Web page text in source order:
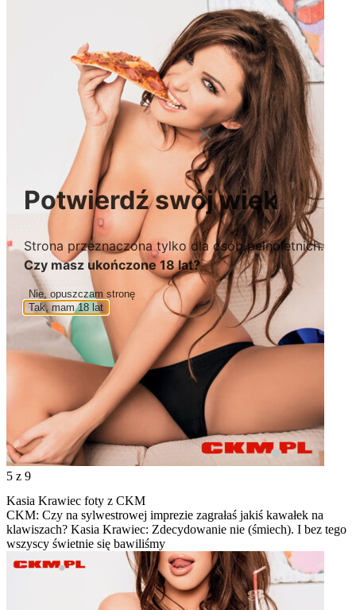
5 z 9
Kasia Krawiec foty z CKM
CKM: Czy na sylwestrowej imprezie zagrałaś jakiś kawałek na
klawiszach? Kasia Krawiec: Zdecydowanie nie (śmiech). I bez tego
wszyscy świetnie się bawiliśmy
Potwierdź swój wiek
Strona przeznaczona tylko dla osób pełnoletnich.
Czy masz ukończone 18 lat?
Nie, opuszczam stronę
Tak, mam 18 lat